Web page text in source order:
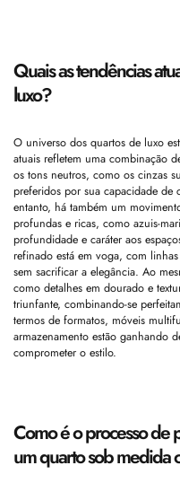
Quais as tendências
luxo?
O universo dos quartos de luxo
atuais refletem uma combinação
os tons neutros, como os cinzas
preferidos por sua capacidade de
entanto, há também um
profundas e ricas, como azuis-
profundidade e caráter aos
refinado está em voga, com
sem sacrificar a elegância. Ao
como detalhes em dourado e
triunfante, combinando-se
termos de formatos, móveis
armazenamento estão ganhando
comprometer o estilo.
Como é o processo de
um quarto sob medida